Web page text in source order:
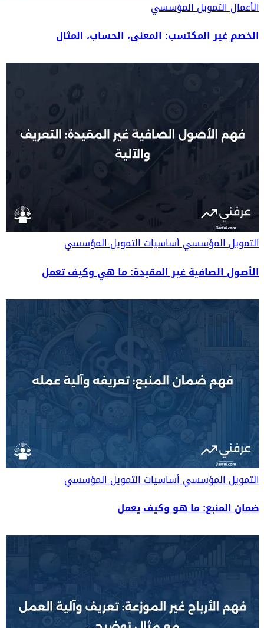
الأعمالالتمويل المؤسسي
الخصم غير المكتسب: المعنى، الحساب، المثال
التمويل المؤسسيأساسيات التمويل المؤسسي
الأصول الصافية غير المقيدة: ما هي وكيف تعمل
التمويل المؤسسيأساسيات التمويل المؤسسي
ضمان المنبع: ما هو وكيف يعمل